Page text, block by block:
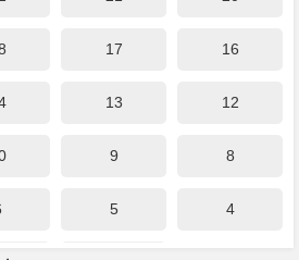
17 16
13 12
9 8
5 4